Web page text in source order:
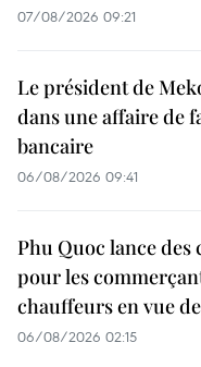
07/08/2026 09:21
Le président de
dans une affaire de
bancaire
06/08/2026 09:41
Phu Quoc lance des
pour les
chauffeurs en vue
06/08/2026 02:15